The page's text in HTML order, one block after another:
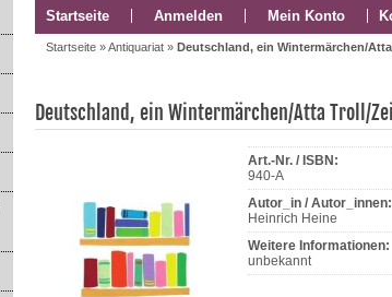
Startseite Anmelden Mein Konto
Startseite »Antiquariat » Deutschland, ein Wintermärchen/
Deutschland, ein Wintermärchen/Atta Troll/
Art.-Nr. / ISBN:
940-A
Autor_in / Autor_innen:
Heinrich Heine
Weitere Informationen:
unbekannt